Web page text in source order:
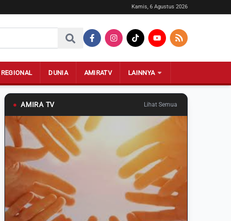
Kamis, 6 Agustus 2026
REGIONAL DUNIA AMIRATV LAINNYA
● AMIRA TV Lihat Semua